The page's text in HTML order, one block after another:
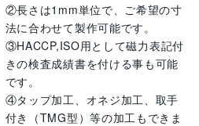
②長さは1mm単位で、ご希望の寸
法に合わせて製作可能です。
③HACCP,ISO用として磁力表記付
きの検査成績書を付ける事も可能
です。
④タップ加工、オネジ加工、取手
付き（TMG型）等の加工もできま